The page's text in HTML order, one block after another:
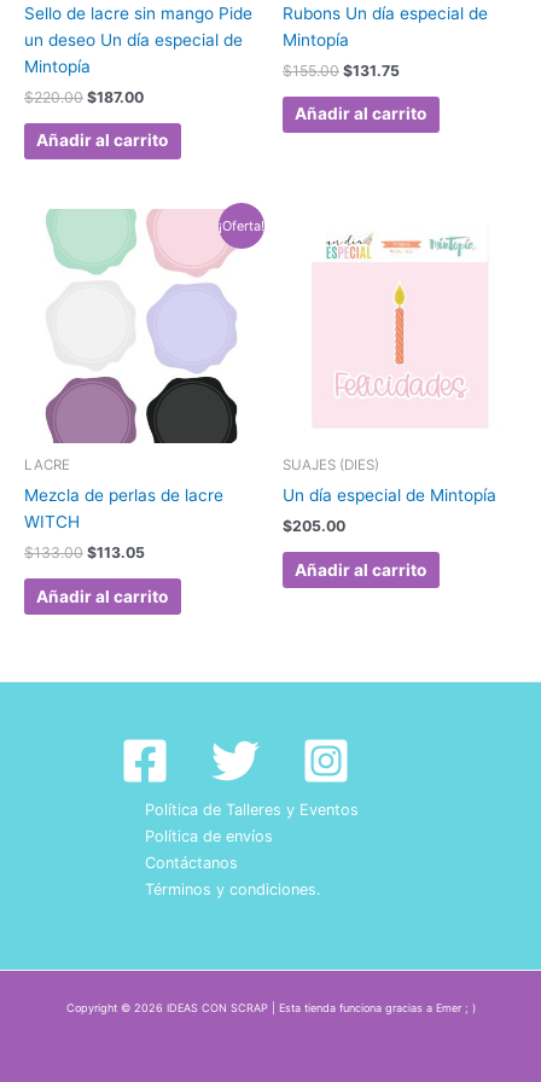
Sello de lacre sin mango Pide
un deseo Un día especial de
Mintopía
$220.00 $187.00
Añadir al carrito
Rubons Un día especial de
Mintopía
$155.00 $131.75
Añadir al carrito
¡Oferta!
LACRE
Mezcla de perlas de lacre
WITCH
$133.00
original
era:
$133.00.
$113.05
El
precio
actual
es:
$113.05.
Añadir al carrito
SUAJES (DIES)
Un día especial de Mintopía
$205.00
Añadir al carrito
Política de Talleres y Eventos
Política de envíos
Contáctanos
Términos y condiciones.
Copyright © 2026 IDEAS CON SCRAP | Esta tienda funciona gracias a Emer ; )